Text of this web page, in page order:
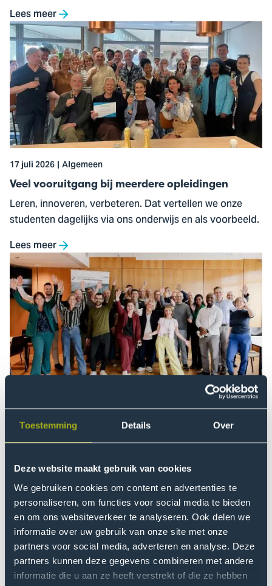
Toestemming Details Over
Deze website maakt gebruik van cookies
We gebruiken cookies om content en advertenties te
personaliseren, om functies voor social media te bieden
en om ons websiteverkeer te analyseren. Ook delen we
informatie over uw gebruik van onze site met onze
partners voor social media, adverteren en analyse. Deze
partners kunnen deze gegevens combineren met andere
informatie die u aan ze heeft verstrekt of die ze hebben
Lees meer
Ga
naar
Veel
vooruitgang
bij
meerdere
opleidingen
17 juli 2026 Algemeen
Veel vooruitgang bij meerdere opleidingen
Leren, innoveren, verbeteren. Dat vertellen we onze
studenten dagelijks via ons onderwijs en als voorbeeld.
Lees meer
Ga
naar
Meerdere
initiatieven,
één
gezamenlijke
beweging
beweging
begon het. Maar al heel gauw werd het een groot
thema. Betrekkelijk vroeg in de stormachtige
ontwikkeling van AI besloot De Haagse de
mogelijkheden ervan te omarmen.
Ga
naar